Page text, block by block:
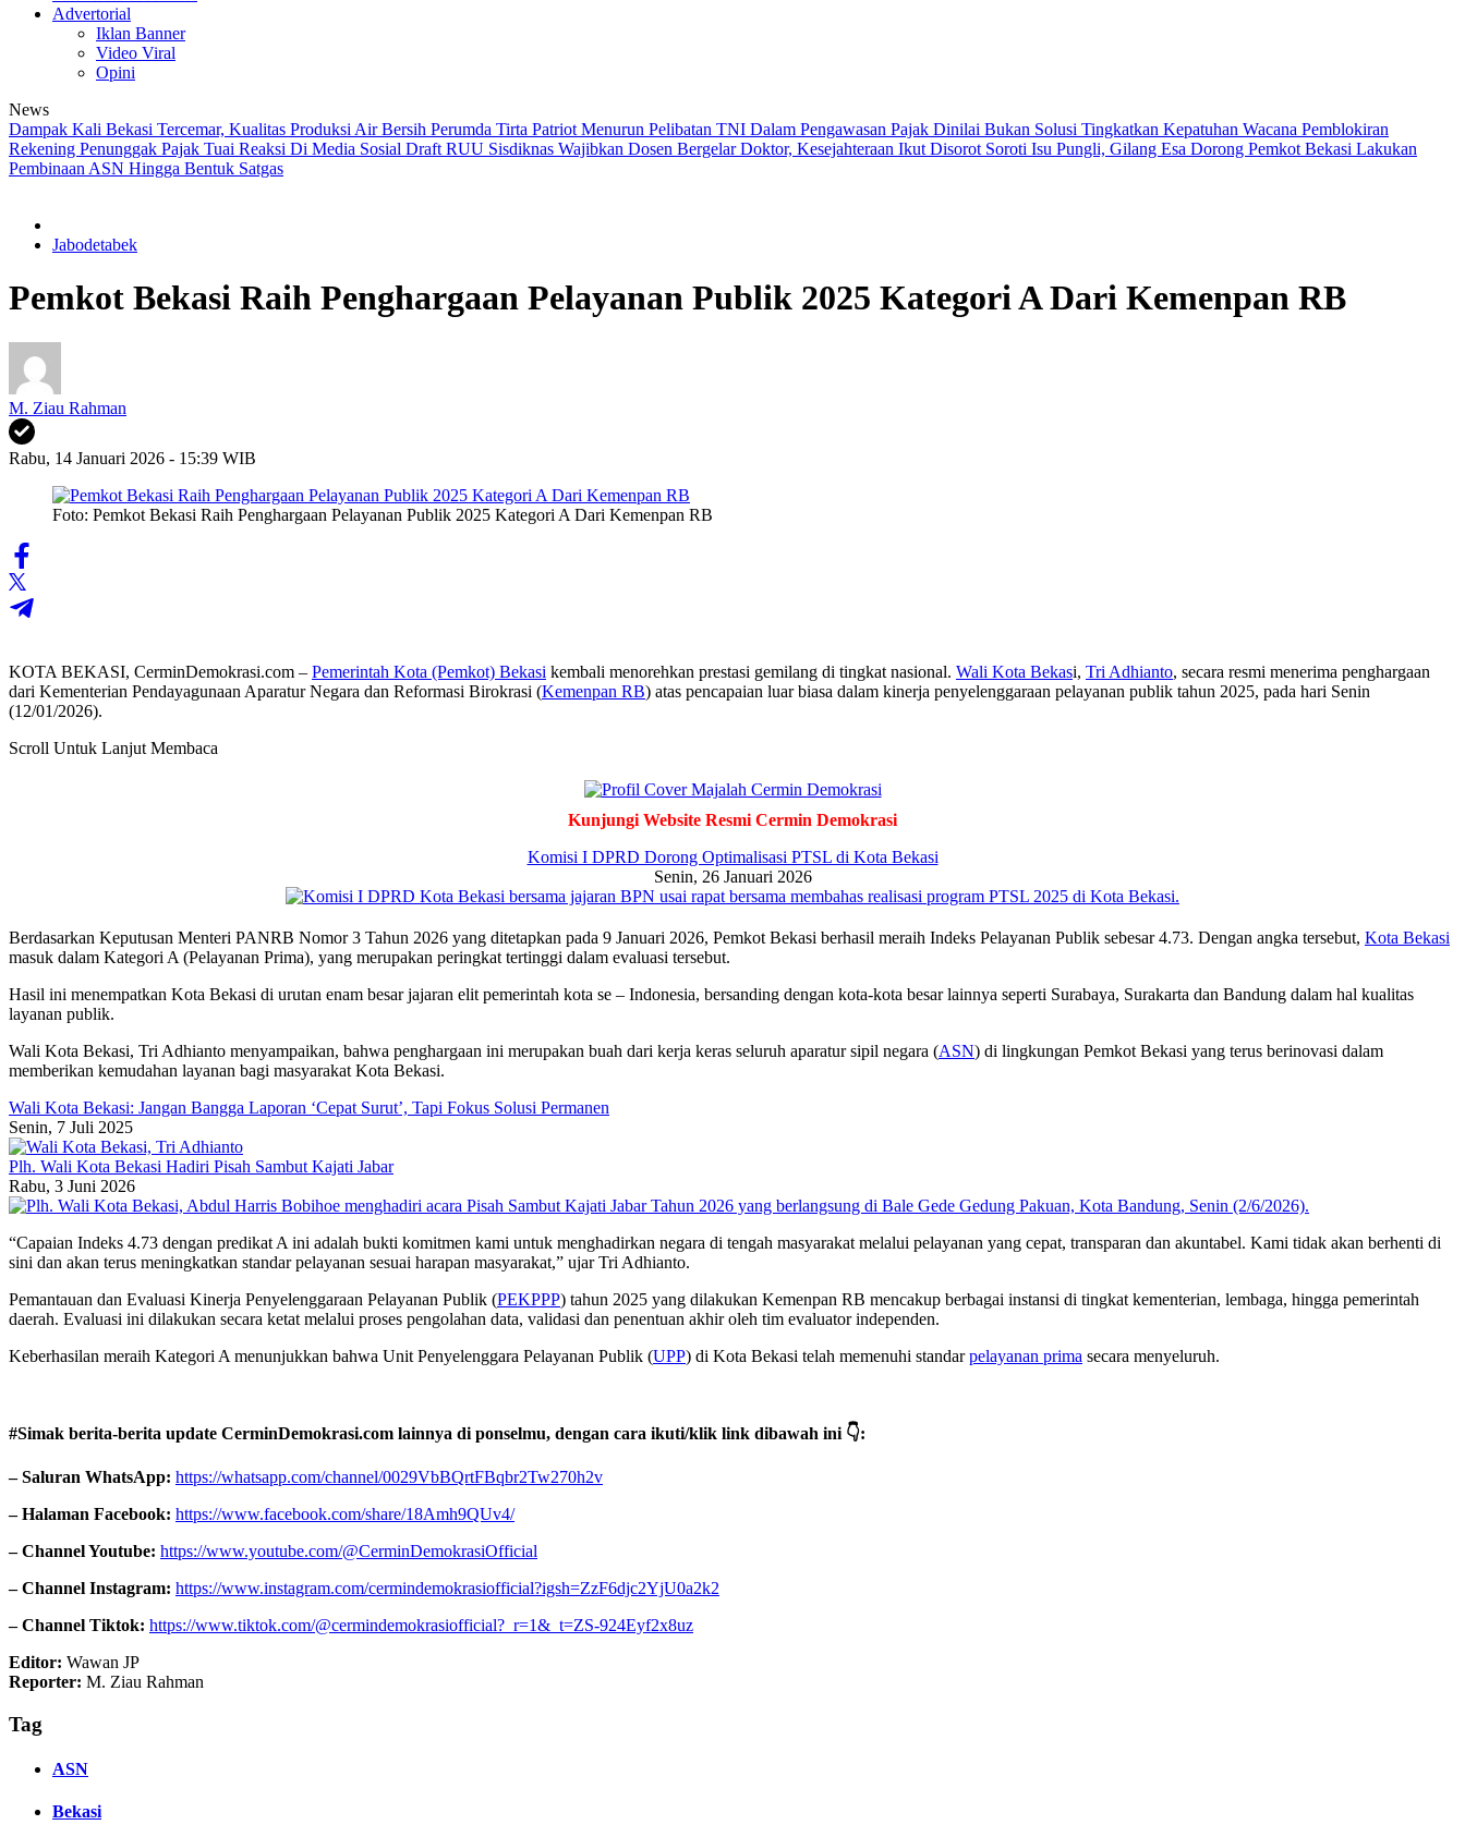
Advertorial
Iklan Banner
Video Viral
Opini
News
Dampak Kali Bekasi Tercemar, Kualitas Produksi Air Bersih Perumda Tirta Patriot Menurun Pelibatan TNI Dalam Pengawasan Pajak Dinilai Bukan Solusi Tingkatkan Kepatuhan Wacana Pemblokiran
Rekening Penunggak Pajak Tuai Reaksi Di Media Sosial Draft RUU Sisdiknas Wajibkan Dosen Bergelar Doktor, Kesejahteraan Ikut Disorot Soroti Isu Pungli, Gilang Esa Dorong Pemkot Bekasi Lakukan
Pembinaan ASN Hingga Bentuk Satgas
Jabodetabek
Pemkot Bekasi Raih Penghargaan Pelayanan Publik 2025 Kategori A Dari Kemenpan RB
M. Ziau Rahman
Rabu, 14 Januari 2026 - 15:39 WIB
Foto: Pemkot Bekasi Raih Penghargaan Pelayanan Publik 2025 Kategori A Dari Kemenpan RB
KOTA BEKASI, CerminDemokrasi.com – Pemerintah Kota (Pemkot) Bekasi kembali menorehkan prestasi gemilang di tingkat nasional. Wali Kota Bekasi, Tri Adhianto, secara resmi menerima penghargaan
dari Kementerian Pendayagunaan Aparatur Negara dan Reformasi Birokrasi (Kemenpan RB) atas pencapaian luar biasa dalam kinerja penyelenggaraan pelayanan publik tahun 2025, pada hari Senin
(12/01/2026).
Scroll Untuk Lanjut Membaca
Kunjungi Website Resmi Cermin Demokrasi
Komisi I DPRD Dorong Optimalisasi PTSL di Kota Bekasi
Senin, 26 Januari 2026
Berdasarkan Keputusan Menteri PANRB Nomor 3 Tahun 2026 yang ditetapkan pada 9 Januari 2026, Pemkot Bekasi berhasil meraih Indeks Pelayanan Publik sebesar 4.73. Dengan angka tersebut, Kota Bekasi
masuk dalam Kategori A (Pelayanan Prima), yang merupakan peringkat tertinggi dalam evaluasi tersebut.
Hasil ini menempatkan Kota Bekasi di urutan enam besar jajaran elit pemerintah kota se – Indonesia, bersanding dengan kota-kota besar lainnya seperti Surabaya, Surakarta dan Bandung dalam hal kualitas
layanan publik.
Wali Kota Bekasi, Tri Adhianto menyampaikan, bahwa penghargaan ini merupakan buah dari kerja keras seluruh aparatur sipil negara (ASN) di lingkungan Pemkot Bekasi yang terus berinovasi dalam
memberikan kemudahan layanan bagi masyarakat Kota Bekasi.
Wali Kota Bekasi: Jangan Bangga Laporan ‘Cepat Surut’, Tapi Fokus Solusi Permanen
Senin, 7 Juli 2025
Plh. Wali Kota Bekasi Hadiri Pisah Sambut Kajati Jabar
Rabu, 3 Juni 2026
“Capaian Indeks 4.73 dengan predikat A ini adalah bukti komitmen kami untuk menghadirkan negara di tengah masyarakat melalui pelayanan yang cepat, transparan dan akuntabel. Kami tidak akan berhenti di
sini dan akan terus meningkatkan standar pelayanan sesuai harapan masyarakat,” ujar Tri Adhianto.
Pemantauan dan Evaluasi Kinerja Penyelenggaraan Pelayanan Publik (PEKPPP) tahun 2025 yang dilakukan Kemenpan RB mencakup berbagai instansi di tingkat kementerian, lembaga, hingga pemerintah
daerah. Evaluasi ini dilakukan secara ketat melalui proses pengolahan data, validasi dan penentuan akhir oleh tim evaluator independen.
Keberhasilan meraih Kategori A menunjukkan bahwa Unit Penyelenggara Pelayanan Publik (UPP) di Kota Bekasi telah memenuhi standarpelayanan prima secara menyeluruh.
#Simak berita-berita update CerminDemokrasi.com lainnya di ponselmu, dengan cara ikuti/klik link dibawah ini 👇:
– Saluran WhatsApp: https://whatsapp.com/channel/0029VbBQrtFBqbr2Tw270h2v
– Halaman Facebook: https://www.facebook.com/share/18Amh9QUv4/
– Channel Youtube: https://www.youtube.com/@CerminDemokrasiOfficial
– Channel Instagram: https://www.instagram.com/cermindemokrasiofficial?igsh=ZzF6djc2YjU0a2k2
– Channel Tiktok: https://www.tiktok.com/@cermindemokrasiofficial?_r=1&_t=ZS-924Eyf2x8uz
Editor: Wawan JP
Reporter: M. Ziau Rahman
Tag
ASN
Bekasi